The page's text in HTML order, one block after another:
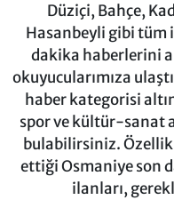
Düziçi, Bahçe,
Hasanbeyli gibi tüm
dakika haberlerini
okuyucularımıza
haber kategorisi
spor ve kültür-sanat
bulabilirsiniz.
ettiği Osmaniye son
ilanları,